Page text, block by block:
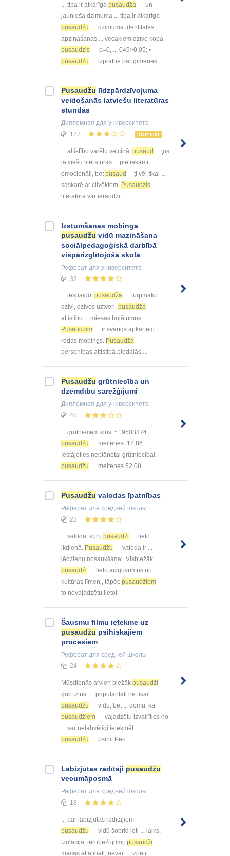
... tipa ir atkarīga pusaudža
un
jaunieša dzimuma ... tipa ir atkarīga
pusaudžu
dzimuma identitātes
apzināšanās ... vecākiem dzīvo kopā
pusaudzis
p=0, ... 049>0,05; •
pusaudžu
izpratne par ģimenes ...
Pusaudžu līdzpārdzīvojuma
veidošanās latviešu literatūras
stundās
Дипломная для университета
127
TOP 500
... attīstību varētu veicināt pusaud
ţos
latviešu literatūras ... pietiekami
emocionāli, bet pusaud
ţi vēl tikai ...
saskarē ar cilvēkiem. Pusaudzis
literatūrā var ieraudzīt ...
Izstumšanas mobinga
pusaudžu vidū mazināšana
sociālpedagoģiskā darbībā
vispārizglītojošā skolā
Реферат для университета
33
... iespaidotpusaudža
turpmāko
dzīvi, dzīves uztveri, pusaudža
attīstību ... miesas bojājumus.
Pusaudzim
ir svarīgs apkārtējo ...
rodas mobings. Pusaudža
personības attīstībā piedalās ...
Pusaudžu grūtniecība un
dzemdību sarežģījumi
Дипломная для университета
40
... grūtniecēm kļūst ~19508374
pusaudžu
meitenes. 12,86 ...
Iestājoties neplānotai grūtniecībai,
pusaudžu
meitenes 52,08 ...
Pusaudžu valodas īpatnības
Реферат для средней школы
23
... valoda, kuru pusaudži
lieto
ikdienā. Pusaudžu
valoda ir ...
jēdzienu nosaukšanai. Visbiežāk
pusaudži
lieto aizguvumus no ...
kultūras līmeni, tāpēc pusaudžiem
to nevajadzētu lietot.
Šausmu filmu ietekme uz
pusaudžu psihiskajiem
procesiem
Реферат для средней школы
24
Mūsdienās arvien biežāk pusaudži
grib izjust ... popularitāti ne tikai
pusaudžu
vidū, bet ... domu, ka
pusaudžiem
vajadzētu izvairīties no
... var nelabvēlīgi ietekmēt
pusaudžu
psihi. Pēc ...
Labizjūtas rādītāji pusaudžu
vecumāposmā
Реферат для средней школы
18
... par labizjūtas rādītājiem
pusaudžu
vidū šobrīd ļoti ... laiks,
izolācija, ierobežojumi, pusaudži
mācās attālināti, nevar ... izpētīt